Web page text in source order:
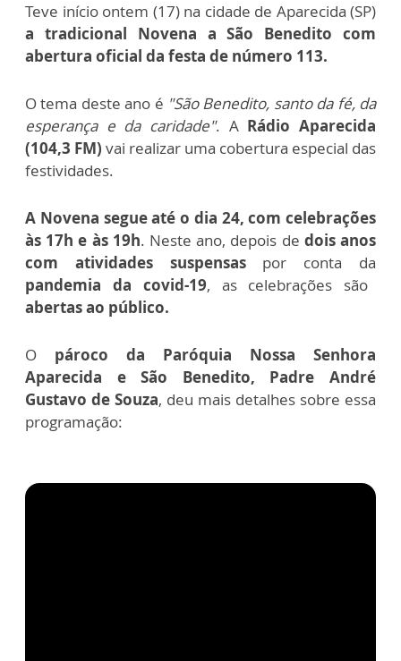
Teve início ontem (17) na cidade de Aparecida (SP)
a tradicional Novena a São Benedito com
abertura oficial da festa de número 113.
O tema deste ano é "São Benedito, santo da fé, da
esperança e da caridade". A Rádio Aparecida
(104,3 FM) vai realizar uma cobertura especial das
festividades.
A Novena segue até o dia 24, com celebrações
às 17h e às 19h. Neste ano, depois de dois anos
com atividades suspensas por conta da
pandemia da covid-19, as celebrações são
abertas ao público.
O pároco da Paróquia Nossa Senhora
Aparecida e São Benedito, Padre André
Gustavo de Souza, deu mais detalhes sobre essa
programação: